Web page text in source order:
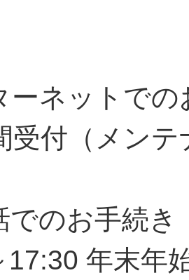
ネットでの
付（メンテ
のお手続き
年末年